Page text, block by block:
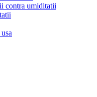
contra umiditatii